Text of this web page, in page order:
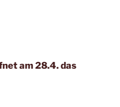
am 28.4. das